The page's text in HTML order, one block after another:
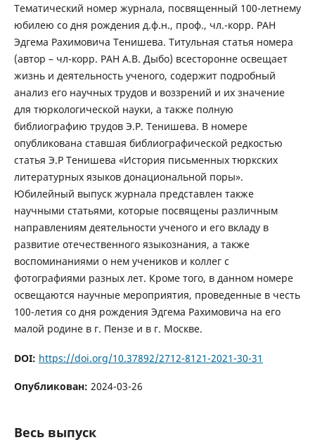
Тематический номер журнала, посвященный 100-летнему
юбилею со дня рождения д.ф.н., проф., чл.-корр. РАН
Эдгема Рахимовича Тенишева. Титульная статья номера
(автор – чл-корр. РАН А.В. Дыбо) всесторонне освещает
жизнь и деятельность ученого, содержит подробный
анализ его научных трудов и воззрений и их значение
для тюркологической науки, а также полную
библиографию трудов Э.Р. Тенишева. В номере
опубликована ставшая библиографической редкостью
статья Э.Р Тенишева «История письменных тюркских
литературных языков донациональной поры».
Юбилейный выпуск журнала представлен также
научными статьями, которые посвящены различным
направлениям деятельности ученого и его вкладу в
развитие отечественного языкознания, а также
воспоминаниями о нем учеников и коллег с
фотографиями разных лет. Кроме того, в данном номере
освещаются научные мероприятия, проведенные в честь
100-летия со дня рождения Эдгема Рахимовича на его
малой родине в г. Пензе и в г. Москве.
DOI: https://doi.org/10.37892/2712-8121-2021-30-31
Опубликован: 2024-03-26
Весь выпуск